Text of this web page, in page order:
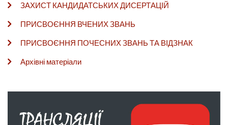
ЗАХИСТ КАНДИДАТСЬКИХ ДИСЕРТАЦІЙ
ПРИСВОЄННЯ ВЧЕНИХ ЗВАНЬ
ПРИСВОЄННЯ ПОЧЕСНИХ ЗВАНЬ ТА ВІДЗНАК
Архівні матеріали